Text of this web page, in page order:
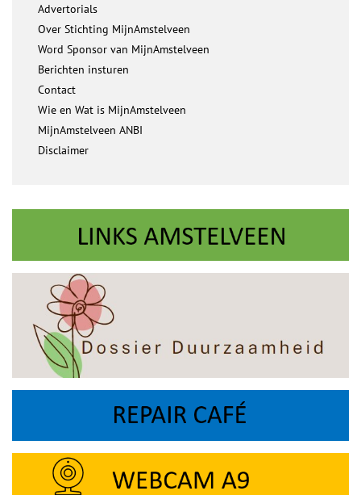
Advertorials
Over Stichting MijnAmstelveen
Word Sponsor van MijnAmstelveen
Berichten insturen
Contact
Wie en Wat is MijnAmstelveen
MijnAmstelveen ANBI
Disclaimer